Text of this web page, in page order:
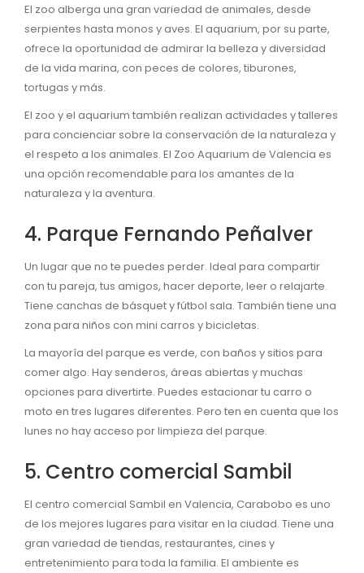
El zoo alberga una gran variedad de animales, desde
serpientes hasta monos y aves. El aquarium, por su parte,
ofrece la oportunidad de admirar la belleza y diversidad
de la vida marina, con peces de colores, tiburones,
tortugas y más.
El zoo y el aquarium también realizan actividades y talleres
para concienciar sobre la conservación de la naturaleza y
el respeto a los animales. El Zoo Aquarium de Valencia es
una opción recomendable para los amantes de la
naturaleza y la aventura.
4. Parque Fernando Peñalver
Un lugar que no te puedes perder. Ideal para compartir
con tu pareja, tus amigos, hacer deporte, leer o relajarte.
Tiene canchas de básquet y fútbol sala. También tiene una
zona para niños con mini carros y bicicletas.
La mayoría del parque es verde, con baños y sitios para
comer algo. Hay senderos, áreas abiertas y muchas
opciones para divertirte. Puedes estacionar tu carro o
moto en tres lugares diferentes. Pero ten en cuenta que los
lunes no hay acceso por limpieza del parque.
5. Centro comercial Sambil
El centro comercial Sambil en Valencia, Carabobo es uno
de los mejores lugares para visitar en la ciudad. Tiene una
gran variedad de tiendas, restaurantes, cines y
entretenimiento para toda la familia. El ambiente es